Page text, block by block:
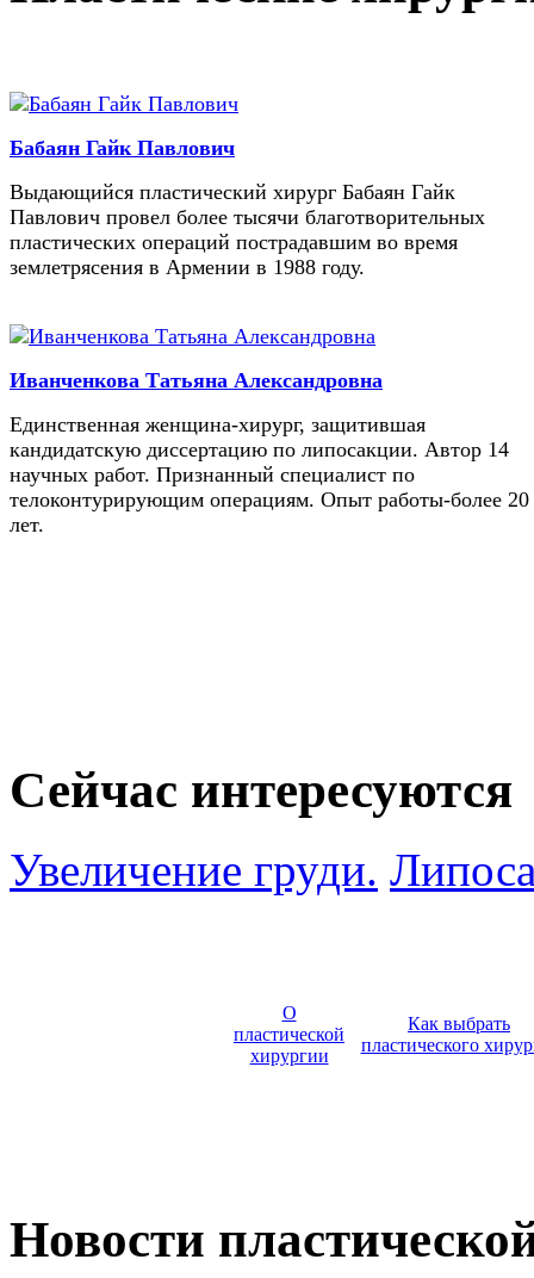
Бабаян Гайк Павлович
Выдающийся пластический хирург Бабаян Гайк
Павлович провел более тысячи благотворительных
пластических операций пострадавшим во время
землетрясения в Армении в 1988 году.
Иванченкова Татьяна Александровна
Единственная женщина-хирург, защитившая
кандидатскую диссертацию по липосакции. Автор 14
научных работ. Признанный специалист по
телоконтурирующим операциям. Опыт работы-более 20
лет.
Сейчас интересуются
Увеличение груди.
О
пластической
хирургии
Как выбрать
пластического
Новости